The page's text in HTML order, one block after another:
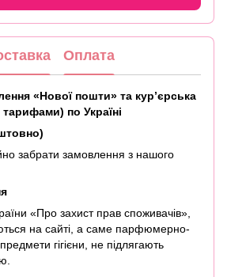
Оплата
«Нової пошти» та кур’єрська
тарифами) по Україні
забрати замовлення з нашого
«Про захист прав споживачів»,
на сайті, а саме парфюмерно-
гігієни, не підлягають